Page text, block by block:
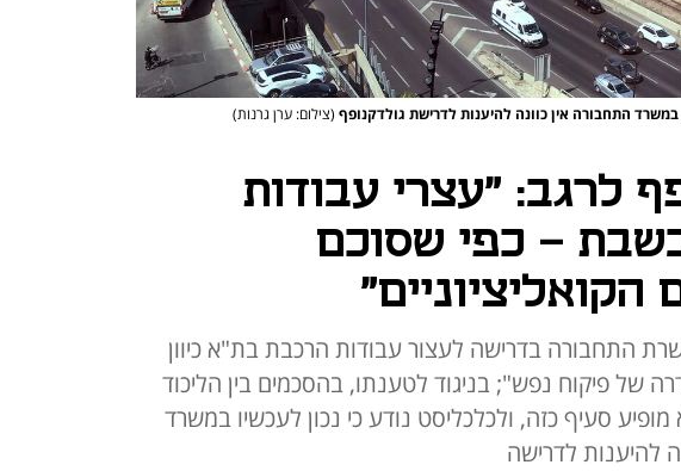
התחבורה אין כוונה להיענות לדרישת גולדקנופף (צילום: ערן גרנות)
לרגב: "עצרי עבודות
– כפי שסוכם
התחבורה בדרישה לעצור עבודות הרכבת בת"א כיוון
של פיקוח נפש"; בניגוד לטענתו, בהסכמים בין הליכוד
סעיף כזה, ולכלכליסט נודע כי נכון לעכשיו במשרד
להיענות לדרישה